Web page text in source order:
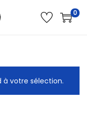
0
à votre sélection.